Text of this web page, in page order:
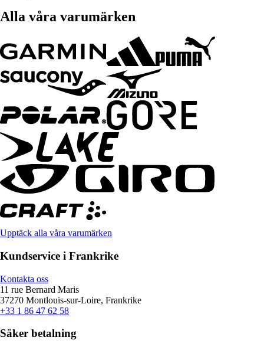
Alla våra varumärken
Upptäck alla våra varumärken
Kundservice i Frankrike
Kontakta oss
11 rue Bernard Maris
37270 Montlouis-sur-Loire, Frankrike
+33 1 86 47 62 58
Säker betalning